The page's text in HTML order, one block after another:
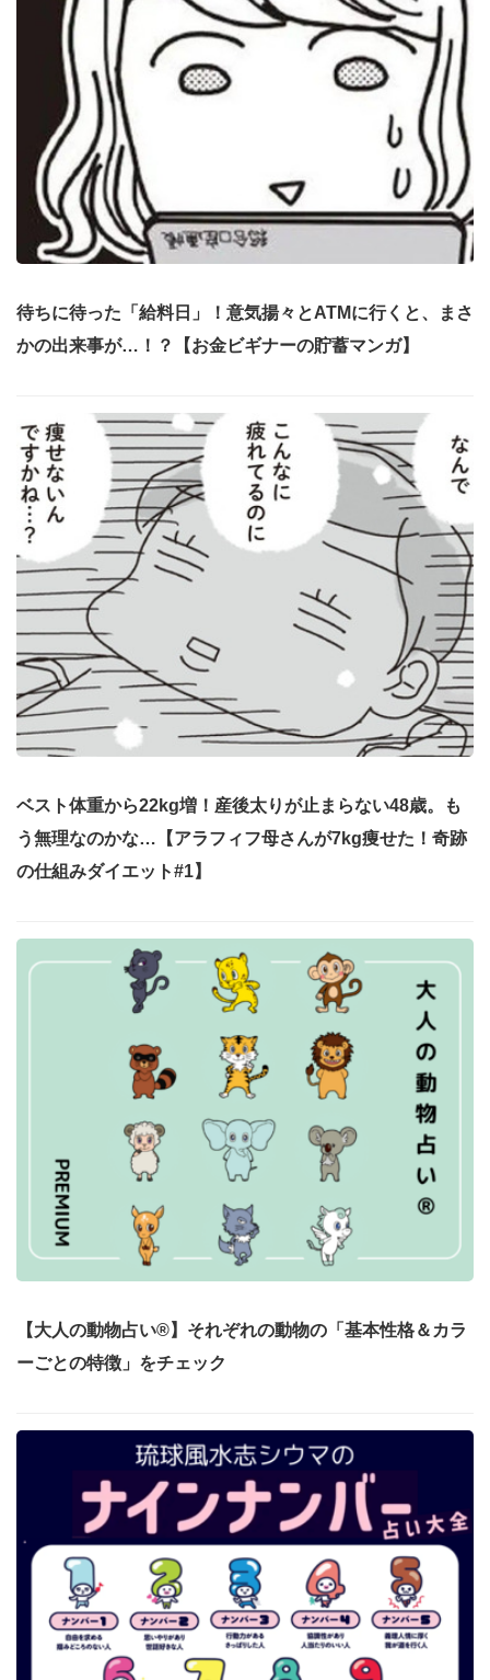
待ちに待った「給料日」！意気揚々とATMに行くと、まさ
かの出来事が…！？【お金ビギナーの貯蓄マンガ】
ベスト体重から22kg増！産後太りが止まらない48歳。も
う無理なのかな…【アラフィフ母さんが7kg痩せた！奇跡
の仕組みダイエット#1】
【大人の動物占い®】それぞれの動物の「基本性格＆カラ
ーごとの特徴」をチェック